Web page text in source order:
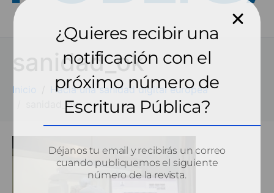
sanidad_ok
Inicio
Hacia una sanidad digital europea
sanidad_ok
¿Quieres recibir una
notificación con el
próximo número de
Escritura Pública?
Déjanos tu email y recibirás un correo
cuando publiquemos el siguiente
número de la revista.